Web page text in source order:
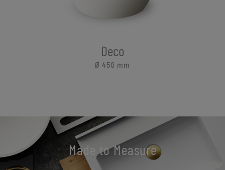
Deco
Ø 450 mm
Made to Measure